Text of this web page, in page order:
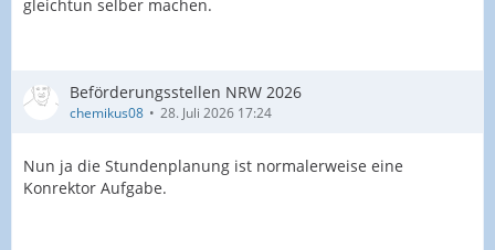
gleichtun selber machen.
Beförderungsstellen NRW 2026
chemikus08 28. Juli 2026 17:24
Nun ja die Stundenplanung ist normalerweise eine
Konrektor Aufgabe.